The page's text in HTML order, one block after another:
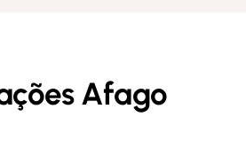
Afago